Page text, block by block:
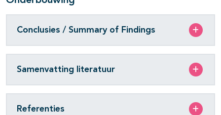
Conclusies / Summary of Findings
Samenvatting literatuur
Referenties